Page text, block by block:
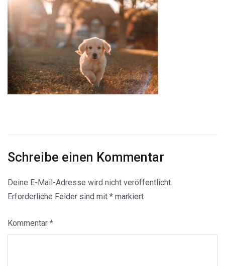
Schreibe einen Kommentar
Deine E-Mail-Adresse wird nicht veröffentlicht.
Erforderliche Felder sind mit * markiert
Kommentar *